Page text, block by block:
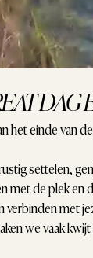
DAG
het einde van
settelen,
met de plek en
verbinden met
we vaak